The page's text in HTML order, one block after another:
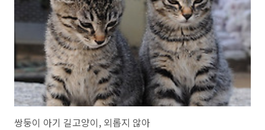
요."'아, '나무 위에서 내려다보는 세상은 되게 넓구나.' 아직은 작기만
한 아기 고양이의 눈 아래 펼쳐진 세상은, 땅을 걸어다니며 보던 풍경과
는 사뭇 다..
쌍둥이 아기 길고양이, 외롭지 않아